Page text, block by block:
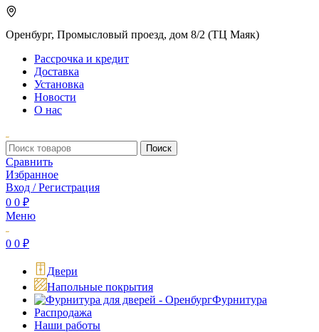
Оренбург, Промысловый проезд, дом 8/2 (ТЦ Маяк)
Рассрочка и кредит
Доставка
Установка
Новости
О нас
Поиск
Сравнить
Избранное
Вход / Регистрация
0 0 ₽
Меню
0 0 ₽
Двери
Напольные покрытия
Фурнитура
Распродажа
Наши работы